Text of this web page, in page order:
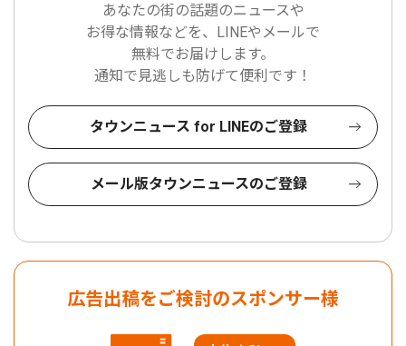
あなたの街の話題のニュースや
お得な情報などを、LINEやメールで
無料でお届けします。
通知で見逃しも防げて便利です！
タウンニュース for LINEのご登録
メール版タウンニュースのご登録
広告出稿をご検討のスポンサー様